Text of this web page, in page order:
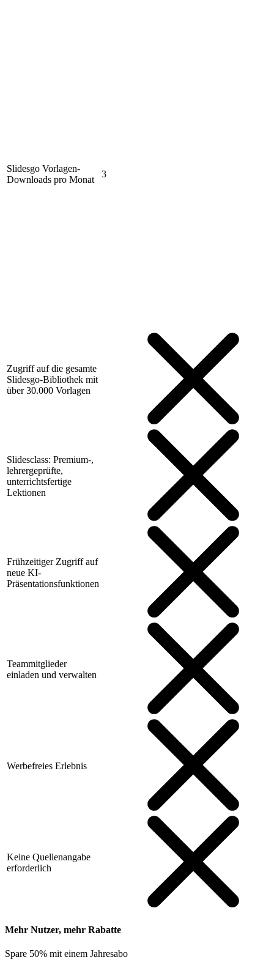
Slidesgo Vorlagen-
Downloads pro Monat
3
Zugriff auf die gesamte
Slidesgo-Bibliothek mit
über 30.000 Vorlagen
Slidesclass: Premium-,
lehrergeprüfte,
unterrichtsfertige
Lektionen
Frühzeitiger Zugriff auf
neue KI-
Präsentationsfunktionen
Teammitglieder
einladen und verwalten
Werbefreies Erlebnis
Keine Quellenangabe
erforderlich
Mehr Nutzer, mehr Rabatte
Spare 50% mit einem Jahresabo